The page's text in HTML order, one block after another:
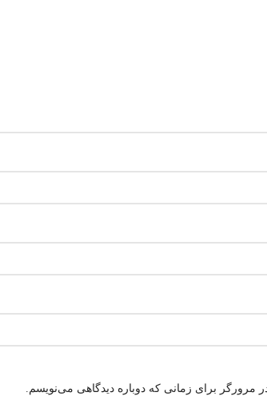
مرورگر برای زمانی که دوباره دیدگاهی می‌نویسم.